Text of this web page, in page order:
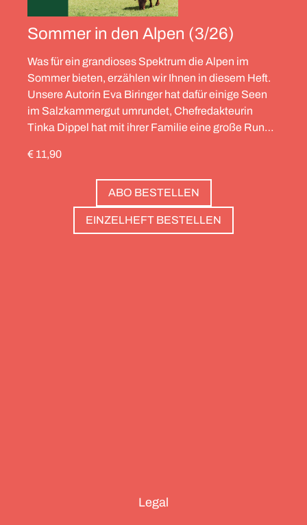
Sommer in den Alpen (3/26)
Was für ein grandioses Spektrum die Alpen im
Sommer bieten, erzählen wir Ihnen in diesem Heft.
Unsere Autorin Eva Biringer hat dafür einige Seen
im Salzkammergut umrundet, Chefredakteurin
Tinka Dippel hat mit ihrer Familie eine große Runde
Helfrich ist über viele Gipfel gegangen – von
Salzburg bis nach Triest. Und die Redaktion hat
zwölf Hotels gesammelt, die zweierlei gemeinsam
haben: Sie sind die perfekte Basis, um Gipfel zu
stürmen. Und sie haben wunderschöne Pools, um
€ 11,90
ABO BESTELLEN
EINZELHEFT BESTELLEN
Legal